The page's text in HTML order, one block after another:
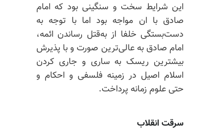
این شرایط سخت و سنگینی بود که امام
صادق با ان مواجه بود اما با توجه به
دست‌بستگی خلفا از به‌قتل رساندن ائمه،
امام صادق به عالی‌ترین صورت و با پذیرش
بیشترین ریسک به ساری و جاری کردن
اسلام اصیل در زمینه فلسفی و احکام و
حتی علوم زمانه پرداخت.
سرقت انقلاب